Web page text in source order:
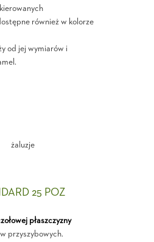
również w kolorze
od jej wymiarów i
25 POZ
płaszczyzny
przyszybowych.